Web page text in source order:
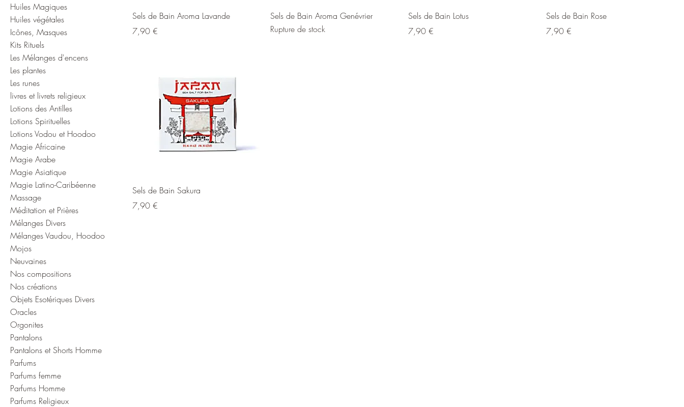
Huiles Magiques
Huiles végétales
Icônes, Masques
Kits Rituels
Les Mélanges d'encens
Les plantes
Les runes
livres et livrets religieux
Lotions des Antilles
Lotions Spirituelles
Lotions Vodou et Hoodoo
Magie Africaine
Magie Arabe
Magie Asiatique
Magie Latino-Caribéenne
Massage
Méditation et Prières
Mélanges Divers
Mélanges Vaudou, Hoodoo
Mojos
Neuvaines
Nos compositions
Nos créations
Objets Esotériques Divers
Oracles
Orgonites
Pantalons
Pantalons et Shorts Homme
Parfums
Parfums femme
Parfums Homme
Parfums Religieux
Sels de Bain Aroma Lavande
Prix
7,90 €
Sels de Bain Aroma Genévrier
Rupture de stock
Sels de Bain Lotus
Prix
7,90 €
Sels de Bain Rose
Prix
7,90 €
Sels de Bain Sakura
Prix
7,90 €